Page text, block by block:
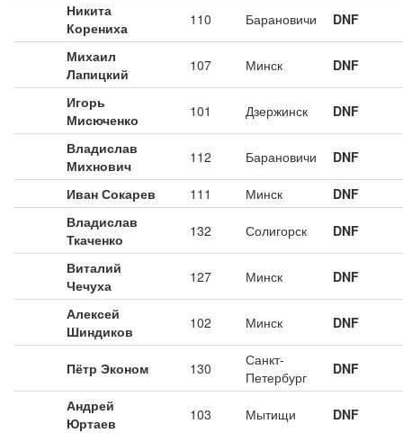
Никита
Корениха
110 Барановичи DNF
Михаил
Лапицкий
107 Минск DNF
Игорь
Мисюченко
101 Дзержинск DNF
Владислав
Михнович
112 Барановичи DNF
Иван Сокарев 111 Минск
DNF
Владислав
Ткаченко
132 Солигорск DNF
Виталий
Чечуха
127 Минск DNF
Алексей
Шиндиков
102 Минск DNF
Пётр Эконом 130
Санкт-
Петербург
DNF
Андрей
Юртаев
103 Мытищи DNF